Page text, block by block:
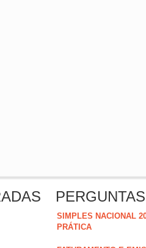
SIMPLES NACIONAL
PRÁTICA